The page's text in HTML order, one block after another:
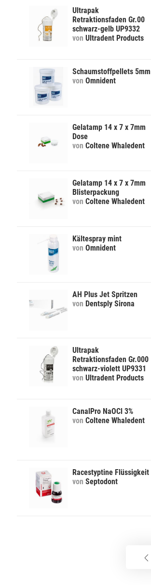
Ultrapak
Retraktionsfaden Gr.00
schwarz-gelb UP9332
von Ultradent Products
Schaumstoffpellets 5mm
von Omnident
Gelatamp 14 x 7 x 7mm
Dose
von Coltene Whaledent
Gelatamp 14 x 7 x 7mm
Blisterpackung
von Coltene Whaledent
Kältespray mint
von Omnident
AH Plus Jet Spritzen
von Dentsply Sirona
Ultrapak
Retraktionsfaden Gr.000
schwarz-violett UP9331
von Ultradent Products
CanalPro NaOCl 3%
von Coltene Whaledent
Racestyptine Flüssigkeit
von Septodont